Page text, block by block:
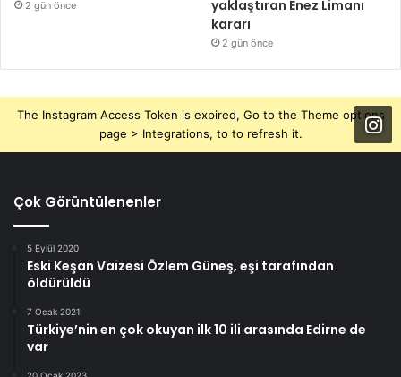
2 gün önce
yaklaştıran Enez Limanı
kararı
2 gün önce
The Instagram Access Token is expired, Go to the Theme options
page > Integrations, to to refresh it.
Çok Görüntülenenler
5 Eylül 2020
Eski Keşan Vaizesi Özlem Güneş, eşi tarafından
öldürüldü
7 Ocak 2021
Türkiye’nin en çok okuyan ilk 10 ili arasında Edirne de
var